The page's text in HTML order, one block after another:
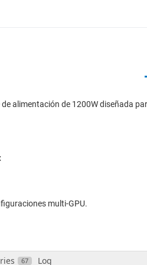
alimentación de 1200W diseñada
multi-GPU.
67 Log